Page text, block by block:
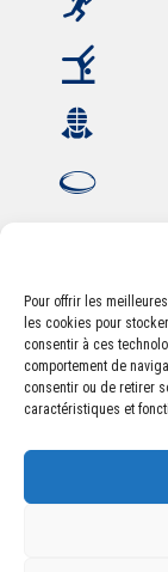
Pour offrir les
les cookies pour
consentir à ces
comportement de
consentir ou de retirer
caractéristiques et
CS